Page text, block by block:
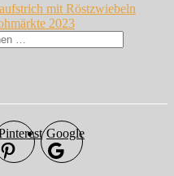
mit Röstzwiebeln
2023
Google